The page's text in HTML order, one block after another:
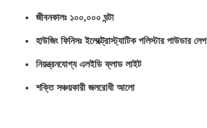
জীবনকালঃ ১০০,০০০ ঘন্টা
হাউজিং ফিনিসঃ ইলেক্ট্রোস্ট্যাটিক পলিস্টার পাউডার লেপ
নিয়ন্ত্রনযোগ্য এলইডি ফ্লাড লাইট
শক্তি সঞ্চয়কারী জলরোধী আলো